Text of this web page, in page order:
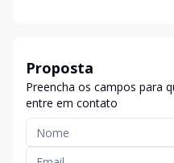
Proposta
Preencha os campos para
entre em contato